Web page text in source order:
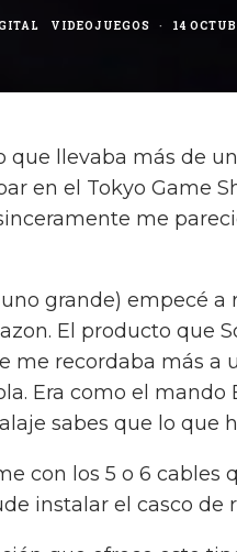
VIDEOJUEGOS · 14
llevaba más de
en el Tokyo Game
me
grande) empecé
El producto que
me recordaba más a
Era como el mando
sabes que lo que
con los 5 o 6 cables
instalar el casco de